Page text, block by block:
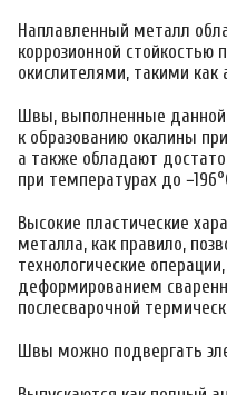
Наплавленный металл
коррозионной стойкостью
окислителями, такими как
Швы, выполненные данной
к образованию окалины
а также обладают
при температурах до
Высокие пластические
металла, как правило,
технологические
деформированием
послесварочной
Швы можно подвергать